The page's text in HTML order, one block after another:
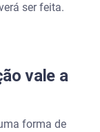
ser feita.
vale a
forma de